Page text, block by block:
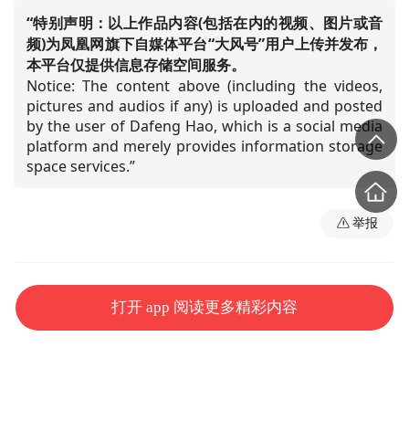
“特别声明：以上作品内容(包括在内的视频、图片或音
频)为凤凰网旗下自媒体平台“大风号”用户上传并发布，
本平台仅提供信息存储空间服务。
Notice: The content above (including the videos,
pictures and audios if any) is uploaded and posted
by the user of Dafeng Hao, which is a social media
platform and merely provides information storage
space services.”
举报
打开 app 阅读更多精彩内容